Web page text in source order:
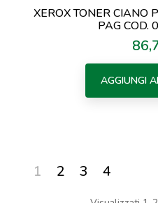
XEROX TONER CIANO
PAG COD.
AGGIUNGI
1 2 3 4